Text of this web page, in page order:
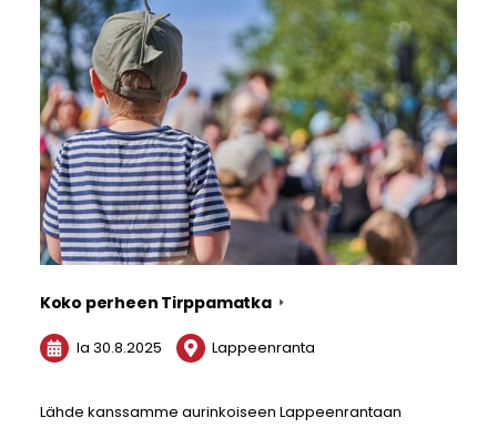
Koko perheen Tirppamatka
la 30.8.2025 Lappeenranta
Lähde kanssamme aurinkoiseen Lappeenrantaan